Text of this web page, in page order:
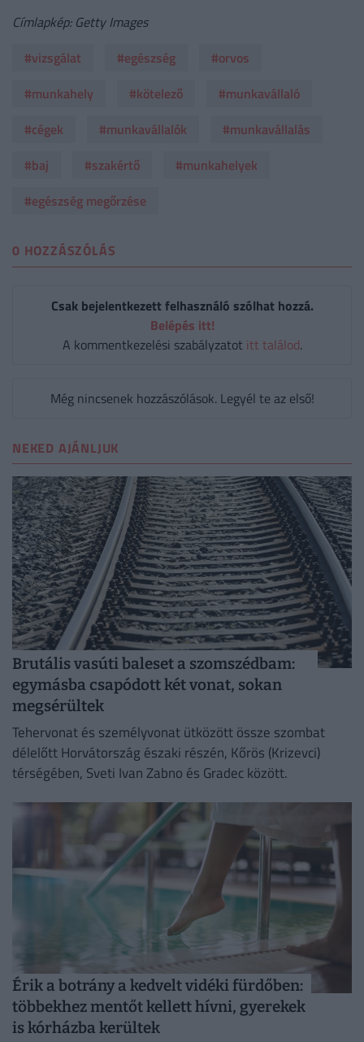
Címlapkép: Getty Images
#vizsgálat
#egészség
#orvos
#munkahely
#kötelező
#munkavállaló
#cégek
#munkavállalók
#munkavállalás
#baj
#szakértő
#munkahelyek
#egészség megőrzése
0 HOZZÁSZÓLÁS
Csak bejelentkezett felhasználó szólhat hozzá.
Belépés itt!
A kommentkezelési szabályzatot itt találod.
Még nincsenek hozzászólások. Legyél te az első!
NEKED AJÁNLJUK
Brutális vasúti baleset a szomszédbam:
egymásba csapódott két vonat, sokan
megsérültek
Tehervonat és személyvonat ütközött össze szombat
délelőtt Horvátország északi részén, Kőrös (Krizevci)
térségében, Sveti Ivan Zabno és Gradec között.
Érik a botrány a kedvelt vidéki fürdőben:
többekhez mentőt kellett hívni, gyerekek
is kórházba kerültek